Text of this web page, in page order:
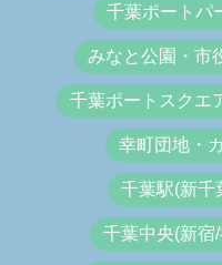
千葉ポートパ
みなと公園・市
千葉ポートスクエ
幸町団地・
千葉駅(新千
千葉中央(新宿